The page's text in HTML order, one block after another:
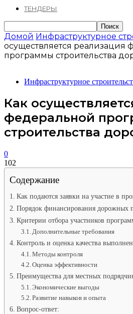
ТЕНДЕРЫ
Домой Инфраструктурное
осуществляется реализация
программы строительства
Инфраструктурное
Как
федеральной
строительства
0
102
Содержание
Как подаются заявки на участие в
Порядок финансирования дорожных
Критерии отбора участников
Дополнительные требования
Контроль и оценка качества
Методы контроля
Оценка эффективности
Преимущества для местных
Экономические выгоды
Развитие навыков и опыта
Вопрос-ответ: